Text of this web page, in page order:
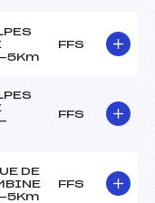
5Km
FFS
FFS
DE
5Km
FFS